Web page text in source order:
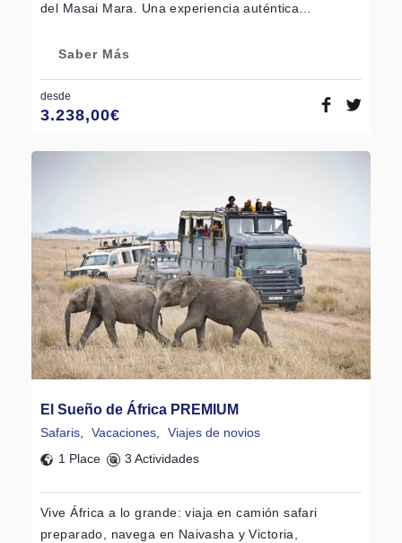
del Masai Mara. Una experiencia auténtica…
Saber Más
desde
3.238,00€
El Sueño de África PREMIUM
Safaris, Vacaciones,
Viajes de novios
1 Place
3 Actividades
Vive África a lo grande: viaja en camión safari
preparado, navega en Naivasha y Victoria,